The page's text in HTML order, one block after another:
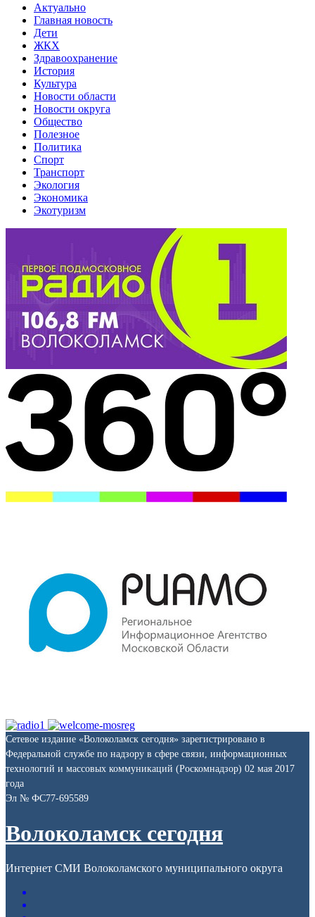
Актуально
Главная новость
Дети
ЖКХ
Здравоохранение
История
Культура
Новости области
Новости округа
Общество
Полезное
Политика
Спорт
Транспорт
Экология
Экономика
Экотуризм
Сетевое издание «Волоколамск сегодня» зарегистрировано в
Федеральной службе по надзору в сфере связи, информационных
технологий и массовых коммуникаций (Роскомнадзор) 02 мая 2017
года
Эл № ФС77-695589
Волоколамск сегодня
Интернет СМИ Волоколамского муниципального округа